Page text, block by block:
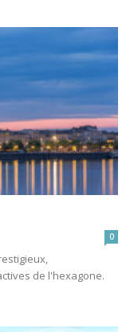
0
de l'hexagone.